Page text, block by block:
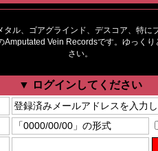
タル、ゴアグラインド、デスコア、特に
Amputated Vein Recordsです。ゆっく
さい。
▼ ログインしてください